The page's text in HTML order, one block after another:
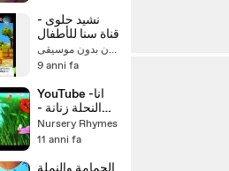
نشيد حلوى -
قناة سنا للأطفال
كرتون بدون موسيقى
9 anni fa
YouTube -انا
النحلة زنانة -
طيور بيبي
Nursery Rhymes
11 anni fa